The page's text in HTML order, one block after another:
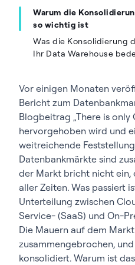
Warum die
so wichtig ist
Was die Konsolidierung
Ihr Data Warehouse
Vor einigen Monaten
Bericht zum
Blogbeitrag „There is only
hervorgehoben wird und
weitreichende
Datenbankmärkte sind
der Markt bricht nicht ein,
aller Zeiten. Was passiert
Unterteilung zwischen
Service- (SaaS) und On-
Die Mauern auf dem
zusammengebrochen,
konsolidiert. Warum ist